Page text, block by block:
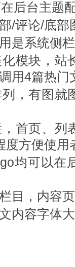
后台主题
/评论/底部
是系统侧
模块，站
用4篇热门
，有图就
首页、列
度方便使用
均可以在
目，内容
内容字体